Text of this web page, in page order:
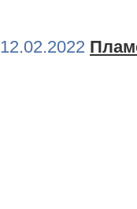
12.02.2022